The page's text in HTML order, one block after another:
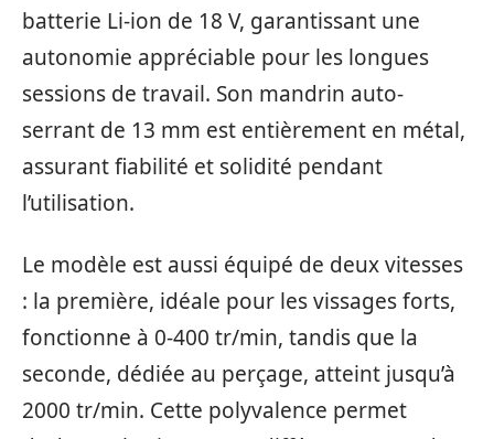
batterie Li-ion de 18 V, garantissant une
autonomie appréciable pour les longues
sessions de travail. Son mandrin auto-
serrant de 13 mm est entièrement en métal,
assurant fiabilité et solidité pendant
l’utilisation.
Le modèle est aussi équipé de deux vitesses
: la première, idéale pour les vissages forts,
fonctionne à 0-400 tr/min, tandis que la
seconde, dédiée au perçage, atteint jusqu’à
2000 tr/min. Cette polyvalence permet